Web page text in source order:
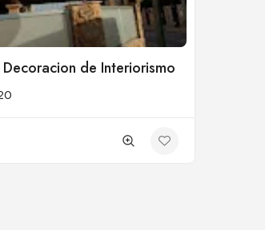
de Interiorismo